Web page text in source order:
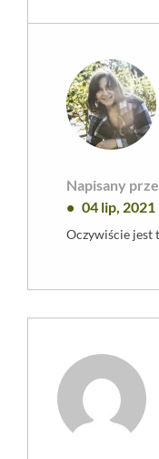
Napisany
04 lip, 2021
Oczywiście jest